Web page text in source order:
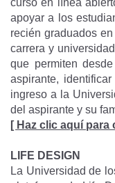
curso en línea
apoyar a los
recién graduados
carrera y
que permiten
aspirante,
ingreso a la
del aspirante y su
[ Haz clic aquí para
LIFE DESIGN
La Universidad de